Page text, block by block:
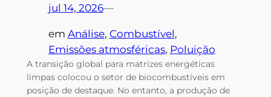
jul 14, 2026—
em Análise, Combustível
Emissões atmosféricas, Poluição
A transição global para matrizes energéticas
limpas colocou o setor de biocombustíveis em
posição de destaque. No entanto, a produção de